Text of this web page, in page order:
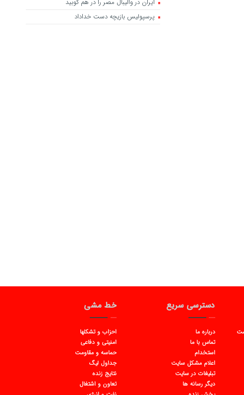
ایران در والیبال مصر را در هم کوبید
پرسپولیس بازیچه دست خداداد
دسترسی سریع
درباره ما
تماس با ما
استخدام
اعلام مشکل سایت
تبلیغات در سایت
دیگر رسانه ها
خط مشی
احزاب و تشکلها
امنیتی و دفاعی
حماسه و مقاومت
جداول لیگ
نتایج زنده
تعاون و اشتغال